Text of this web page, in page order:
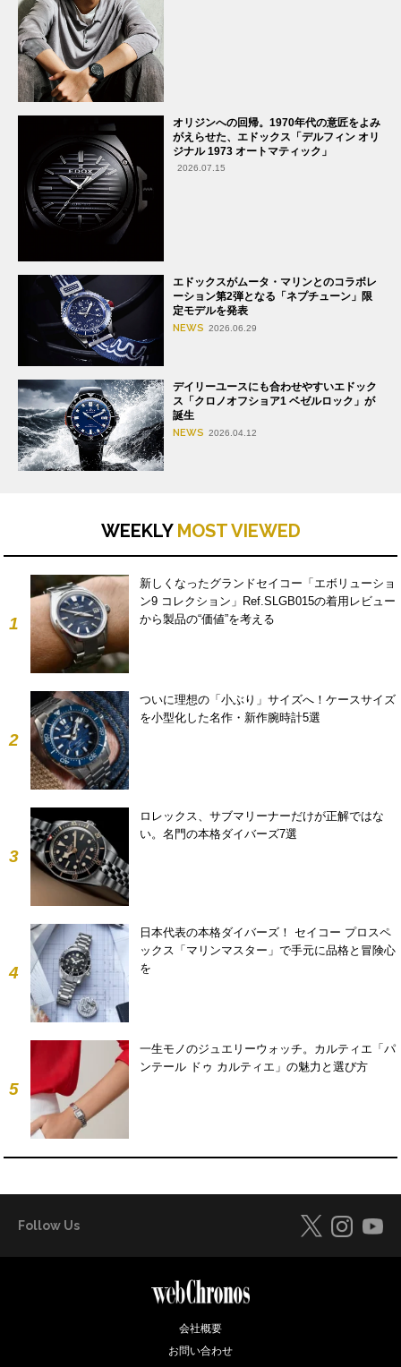
オリジンへの回帰。1970年代の意匠をよみ
がえらせた、エドックス「デルフィン オリ
ジナル 1973 オートマティック」
2026.07.15
エドックスがムータ・マリンとのコラボレ
ーション第2弾となる「ネプチューン」限
定モデルを発表
NEWS 2026.06.29
デイリーユースにも合わせやすいエドック
ス「クロノオフショア1 ベゼルロック」が
誕生
NEWS 2026.04.12
WEEKLY MOST VIEWED
1
新しくなったグランドセイコー「エボリューショ
ン9 コレクション」Ref.SLGB015の着用レビュー
から製品の“価値”を考える
2
ついに理想の「小ぶり」サイズへ！ケースサイズ
を小型化した名作・新作腕時計5選
3
ロレックス、サブマリーナーだけが正解ではな
い。名門の本格ダイバーズ7選
4
日本代表の本格ダイバーズ！ セイコー プロスペ
ックス「マリンマスター」で手元に品格と冒険心
を
5
一生モノのジュエリーウォッチ。カルティエ「パ
ンテール ドゥ カルティエ」の魅力と選び方
Follow Us
会社概要
お問い合わせ